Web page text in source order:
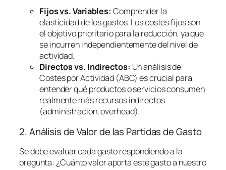
Fijos vs. Variables: Comprender la
elasticidad de los gastos. Los costes fijos son
el objetivo prioritario para la reducción, ya que
se incurren independientemente del nivel de
actividad.
Directos vs. Indirectos: Un análisis de
Costes por Actividad (ABC) es crucial para
entender qué productos o servicios consumen
realmente más recursos indirectos
(administración,overhead).
2. Análisis de Valor de las Partidas de Gasto
Se debe evaluar cada gasto respondiendo a la
pregunta: ¿Cuánto valor aporta este gasto a nuestro